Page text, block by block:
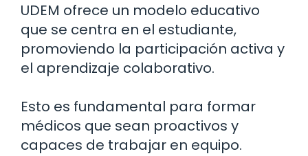
UDEM ofrece un modelo educativo
que se centra en el estudiante,
promoviendo la participación activa y
el aprendizaje colaborativo.
Esto es fundamental para formar
médicos que sean proactivos y
capaces de trabajar en equipo.